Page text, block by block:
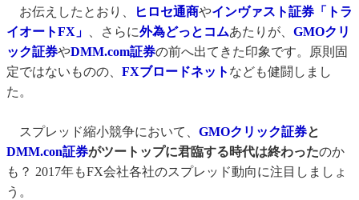
お伝えしたとおり、 ヒロセ通商やインヴァスト証券「トラ
イオートFX」 、さらに外為どっとコムあたりが、 GMOクリ
ック証券やDMM.com証券の前へ出てきた印象です。原則固
定ではないものの、 FXブロードネット なども健闘しまし
た。
スプレッド縮小競争において、 GMOクリック証券と
DMM.con証券がツートップに君臨する時代は終わったのか
も？ 2017年もFX会社各社のスプレッド動向に注目しましょ
う。